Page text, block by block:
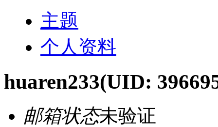
主题
个人资料
huaren233(UID:
邮箱状态未验证